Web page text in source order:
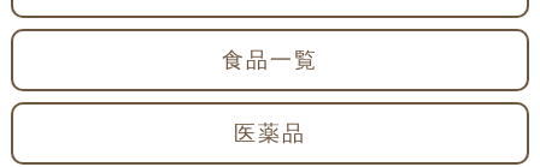
食品一覧
医薬品